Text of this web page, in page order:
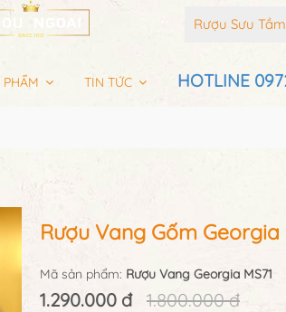
Rượu Sưu
PHẨM TIN TỨC HOTLINE
Rượu Vang Gốm Georgia
Mã sản phẩm: Rượu Vang Georgia MS71
1.290.000 đ 1.800.000 đ